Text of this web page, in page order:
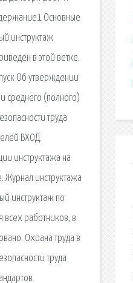
Основные
инструктаж
в этой ветке.
Об утверждении
среднего (полного)
труда
ВХОД.
инструктажа на
Журнал инструктажа
инструктаж по
всех работников, в
Охрана труда в
труда